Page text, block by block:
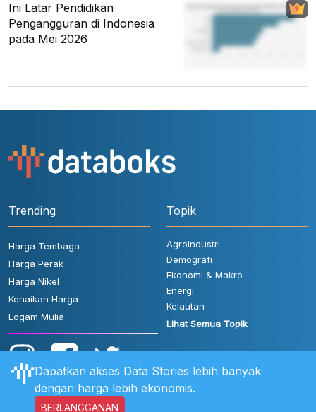
Ini Latar Pendidikan
Pengangguran di Indonesia
pada Mei 2026
Trending
Harga Tembaga
Harga Perak
Harga Nikel
Kenaikan Harga
Logam Mulia
Topik
Agroindustri
Demografi
Ekonomi & Makro
Energi
Kelautan
Lihat Semua Topik
Dapatkan akses Data Stories lebih banyak
dengan harga lebih ekonomis.
BERLANGGANAN